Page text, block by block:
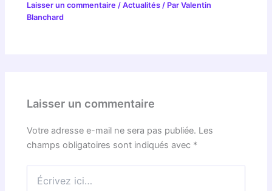
Laisser un commentaire /Actualités / ParValentin
Blanchard
Laisser un commentaire
Votre adresse e-mail ne sera pas publiée. Les
champs obligatoires sont indiqués avec *
ici…